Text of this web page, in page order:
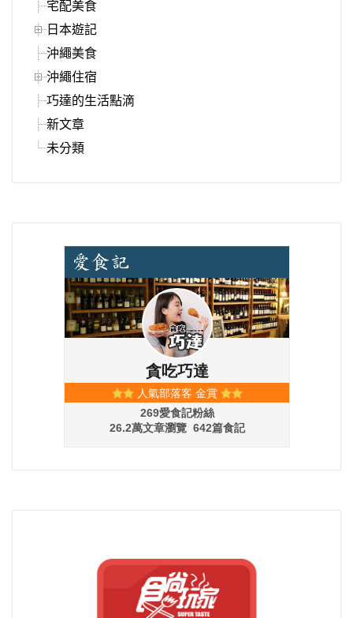
宅配美食
日本遊記
沖繩美食
沖繩住宿
巧達的生活點滴
新文章
未分類